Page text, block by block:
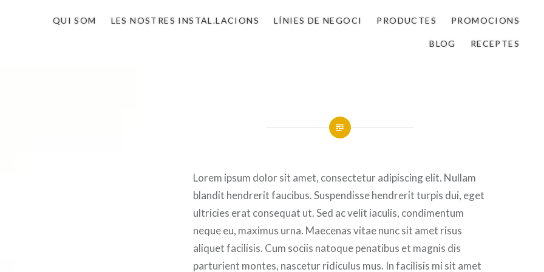
QUI SOM LES NOSTRES INSTAL.LACIONS LÍNIES DE NEGOCI PRODUCTES PROMOCIONS
BLOG RECEPTES
Lorem ipsum dolor sit amet, consectetur adipiscing elit. Nullam
blandit hendrerit faucibus. Suspendisse hendrerit turpis dui, eget
ultricies erat consequat ut. Sed ac velit iaculis, condimentum
neque eu, maximus urna. Maecenas vitae nunc sit amet risus
aliquet facilisis. Cum sociis natoque penatibus et magnis dis
parturient montes, nascetur ridiculus mus. In facilisis mi sit amet